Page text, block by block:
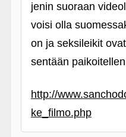
jenin suoraan
voisi olla
on ja seksileikit
sentään
http://
ke_filmo.php